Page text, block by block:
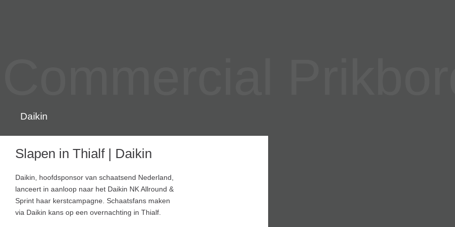
Daikin
Slapen in Thialf | Daikin
Daikin, hoofdsponsor van schaatsend Nederland,
lanceert in aanloop naar het Daikin NK Allround &
Sprint haar kerstcampagne. Schaatsfans maken
via Daikin kans op een overnachting in Thialf.